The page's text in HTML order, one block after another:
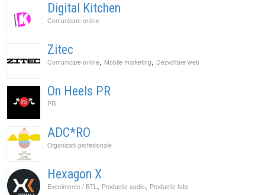
Digital Kitchen
Comunicare online
Zitec
Comunicare online, Mobile marketing, Dezvoltare web
On Heels PR
PR
ADC*RO
Organizatii profesionale
Hexagon X
Evenimente / BTL, Productie audio, Productie foto